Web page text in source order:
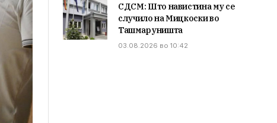
СДСМ: Што навистина му се
случило на Мицкоски во
Ташмаруништа
03.08.2026 во 10:42